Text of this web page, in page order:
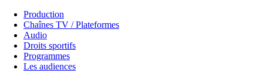
Production
Chaînes TV / Plateformes
Audio
Droits sportifs
Programmes
Les audiences